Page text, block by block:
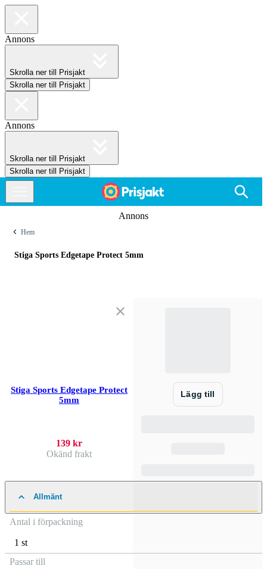
Annons
Skrolla ner till Prisjakt
Skrolla ner till Prisjakt
Annons
Skrolla ner till Prisjakt
Skrolla ner till Prisjakt
Annons
Hem
Stiga Sports Edgetape Protect 5mm
Stiga Sports Edgetape Protect
5mm
139 kr
Okänd frakt
Lägg till
Allmänt
Antal i förpackning
1 st
Passar till